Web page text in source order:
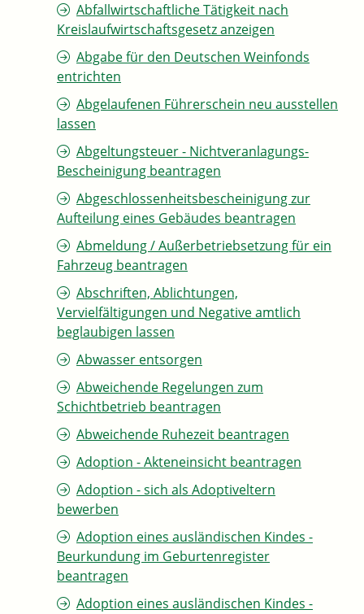
Abfallwirtschaftliche Tätigkeit nach
Kreislaufwirtschaftsgesetz anzeigen
Abgabe für den Deutschen Weinfonds
entrichten
Abgelaufenen Führerschein neu ausstellen
lassen
Abgeltungsteuer - Nichtveranlagungs-
Bescheinigung beantragen
Abgeschlossenheitsbescheinigung zur
Aufteilung eines Gebäudes beantragen
Abmeldung / Außerbetriebsetzung für ein
Fahrzeug beantragen
Abschriften, Ablichtungen,
Vervielfältigungen und Negative amtlich
beglaubigen lassen
Abwasser entsorgen
Abweichende Regelungen zum
Schichtbetrieb beantragen
Abweichende Ruhezeit beantragen
Adoption - Akteneinsicht beantragen
Adoption - sich als Adoptiveltern
bewerben
Adoption eines ausländischen Kindes -
Beurkundung im Geburtenregister
beantragen
Adoption eines ausländischen Kindes -